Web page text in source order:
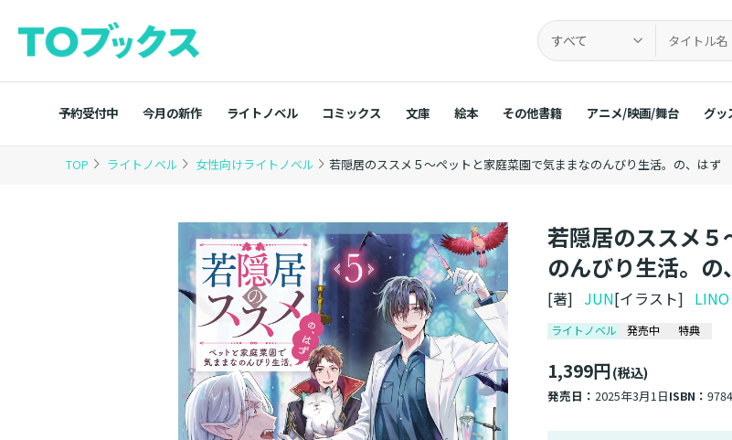
すべて
予約受付中 今月の新作 ライトノベル コミックス 文庫 絵本 その他書籍 アニメ/映画/舞台 グッ
TOP ライトノベル 女性向けライトノベル 若隠居のススメ５～ペットと家庭菜園で気ままなのんびり生活。の、はず
若隠居のススメ
のんびり生活。の
[著] JUN[イラスト] LINO
ライトノベル 発売中 特典
1,399円(税込)
発売日：2025年3月1日ISBN：